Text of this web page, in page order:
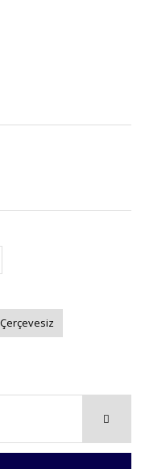
Çerçevesiz